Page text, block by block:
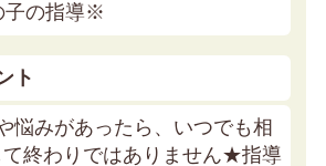
子の指導※
ト
悩みがあったら、いつでも相
終わりではありません★指導